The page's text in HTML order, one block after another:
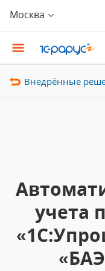
Москва
Внедрённые
учета